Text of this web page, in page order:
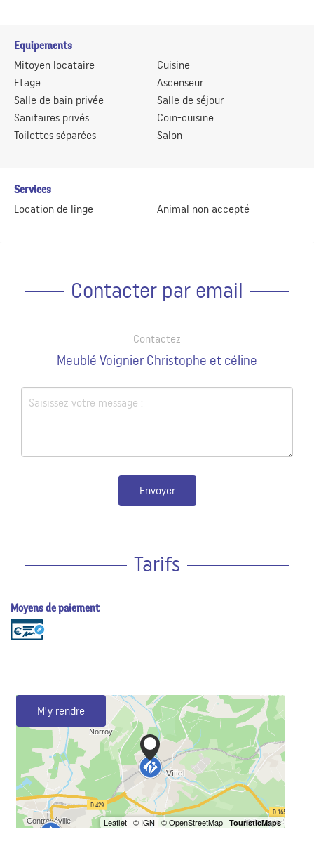
Equipements
Mitoyen locataire
Etage
Salle de bain privée
Sanitaires privés
Toilettes séparées
Cuisine
Ascenseur
Salle de séjour
Coin-cuisine
Salon
Services
Location de linge Animal non accepté
Contacter par email
Contactez
Meublé Voignier Christophe et céline
Envoyer
Tarifs
Moyens de paiement
M'y rendre